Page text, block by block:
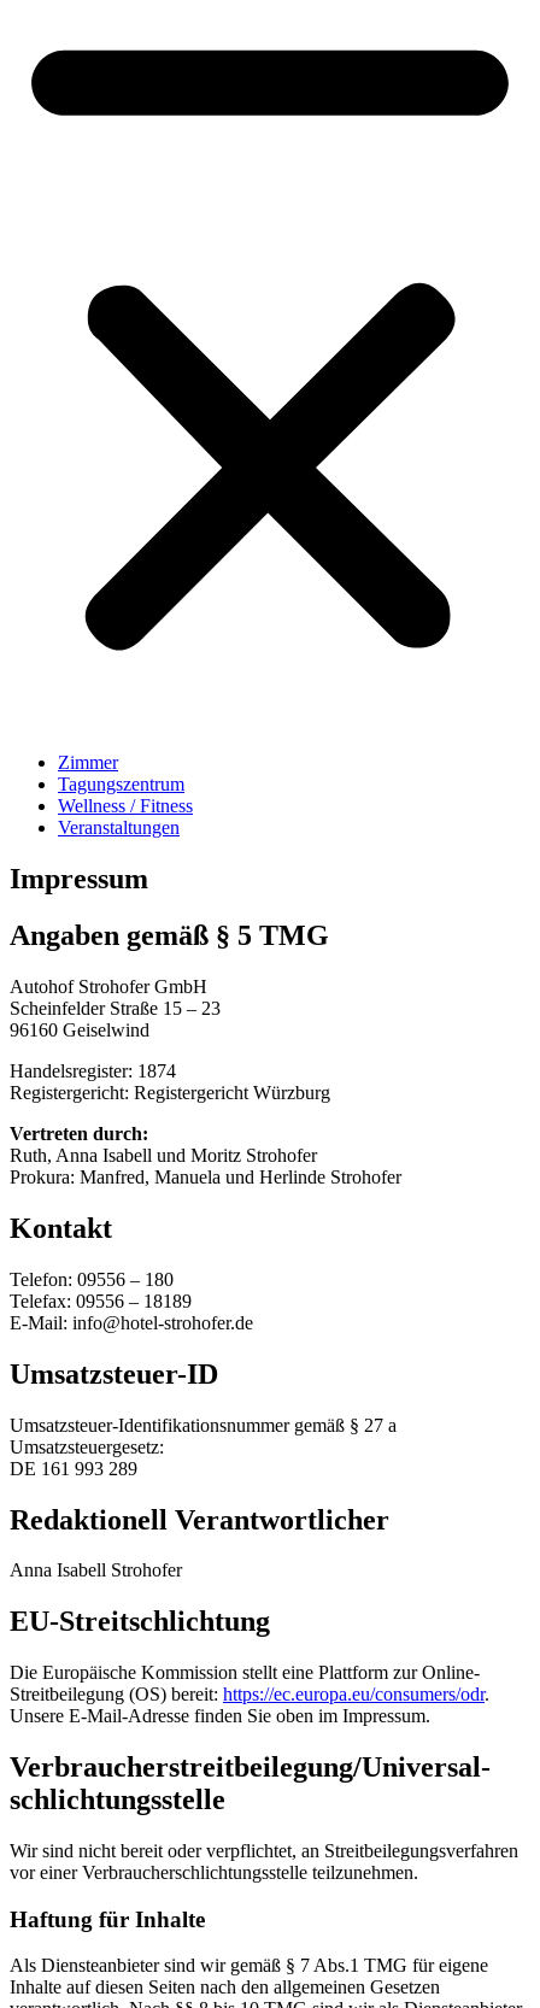
Zimmer
Tagungszentrum
Wellness / Fitness
Veranstaltungen
Impressum
Angaben gemäß § 5 TMG
Autohof Strohofer GmbH
Scheinfelder Straße 15 – 23
96160 Geiselwind
Handelsregister: 1874
Registergericht: Registergericht Würzburg
Vertreten durch:
Ruth, Anna Isabell und Moritz Strohofer
Prokura: Manfred, Manuela und Herlinde Strohofer
Kontakt
Telefon: 09556 – 180
Telefax: 09556 – 18189
E-Mail: info@hotel-strohofer.de
Umsatzsteuer-ID
Umsatzsteuer-Identifikationsnummer gemäß § 27 a
Umsatzsteuergesetz:
DE 161 993 289
Redaktionell Verantwortlicher
Anna Isabell Strohofer
EU-Streitschlichtung
Die Europäische Kommission stellt eine Plattform zur Online-
Streitbeilegung (OS) bereit: https://ec.europa.eu/consumers/odr.
Unsere E-Mail-Adresse finden Sie oben im Impressum.
Verbraucher­streit­beilegung/Universal­
schlichtungs­stelle
Wir sind nicht bereit oder verpflichtet, an Streitbeilegungsverfahren
vor einer Verbraucherschlichtungsstelle teilzunehmen.
Haftung für Inhalte
Als Diensteanbieter sind wir gemäß § 7 Abs.1 TMG für eigene
Inhalte auf diesen Seiten nach den allgemeinen Gesetzen